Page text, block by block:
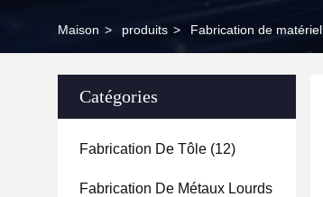
Maison > produits > Fabrication de matériel
Catégories
Fabrication De Tôle (12)
Fabrication De Métaux Lourds